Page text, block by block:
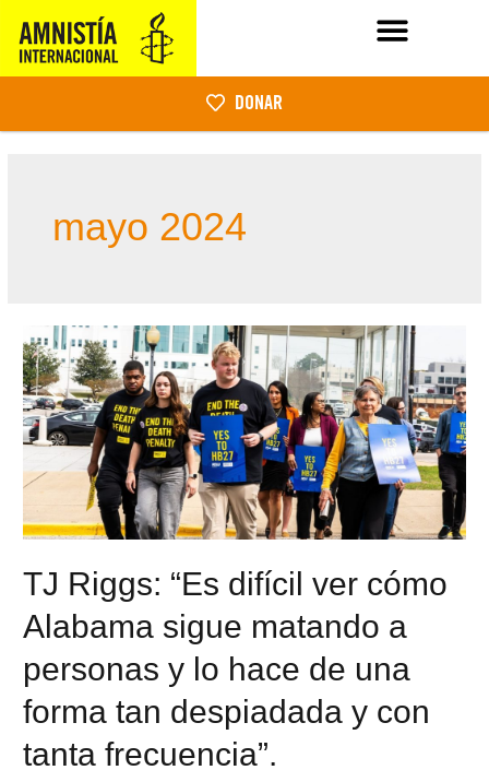
DONAR
mayo 2024
TJ Riggs: “Es difícil ver cómo
Alabama sigue matando a
personas y lo hace de una
forma tan despiadada y con
tanta frecuencia”.